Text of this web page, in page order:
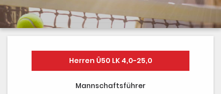
Dokumente
Sponsoren
Mannschaften
Galerie
Herren Ü50 LK 4,0-25,0
Mannschaftsführer